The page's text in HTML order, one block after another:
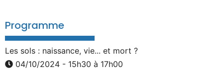
Programme
Les sols : naissance, vie... et mort ?
04/10/2024 - 15h30 à 17h00